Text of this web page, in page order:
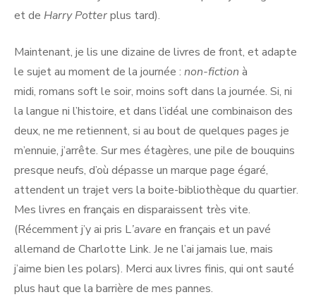
et de Harry Potterplus tard).
Maintenant, je lis une dizaine de livres de front, et adapte
le sujet au moment de la journée : non-fiction à
midi, romans soft le soir, moins soft dans la journée. Si, ni
la langue ni l’histoire, et dans l’idéal une combinaison des
deux, ne me retiennent, si au bout de quelques pages je
m’ennuie, j’arrête. Sur mes étagères, une pile de bouquins
presque neufs, d’où dépasse un marque page égaré,
attendent un trajet vers la boite-bibliothèque du quartier.
Mes livres en français en disparaissent très vite.
(Récemment j’y ai pris L’avare en français et un pavé
allemand de Charlotte Link. Je ne l’ai jamais lue, mais
j’aime bien les polars). Merci aux livres finis, qui ont sauté
plus haut que la barrière de mes pannes.